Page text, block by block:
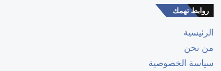
روابط تهمك
الرئيسية
من نحن
سياسة الخصوصية